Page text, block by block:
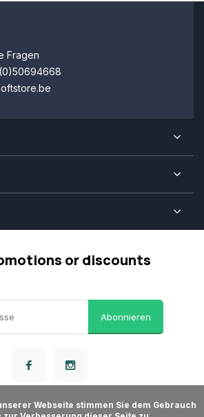
Fragen
or discounts
Abonnieren